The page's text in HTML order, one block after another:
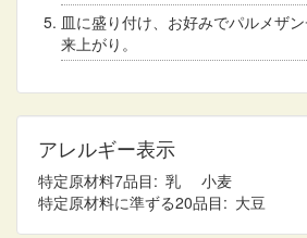
皿に盛り付け、お好みでパルメザ
来上がり。
アレルギー表示
特定原材料7品目 乳
小麦
特定原材料に準ずる20品目
大豆